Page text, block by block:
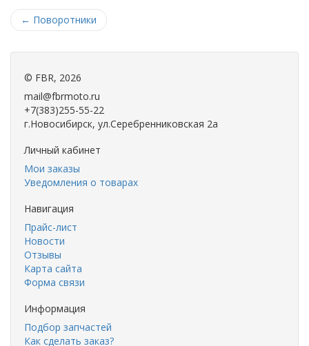
← Поворотники
© FBR, 2026
mail@fbrmoto.ru
+7(383)255-55-22
г.Новосибирск, ул.Серебренниковская 2а
Личный кабинет
Мои заказы
Уведомления о товарах
Навигация
Прайс-лист
Новости
Отзывы
Карта сайта
Форма связи
Информация
Подбор запчастей
Как сделать заказ?